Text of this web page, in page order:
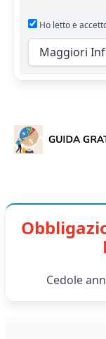
Ho letto e
Maggiori
Cedole